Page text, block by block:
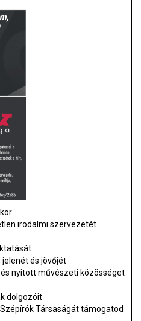
irodalmi szervezetét
és jövőjét
nyitott művészeti közösséget
dolgozóit
Társaságát támogatod